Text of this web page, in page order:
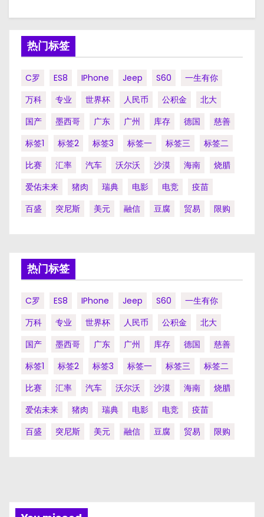
热门标签
C罗 ES8 IPhone Jeep S60
一生有你
万科
专业 世界杯 人民币 公积金
北大
国产
墨西哥 广东 广州 库存 德国
慈善
标签1
标签2 标签3 标签一 标签三
标签二
比赛
汇率 汽车 沃尔沃 沙漠 海南
烧腊
爱佑未来
猪肉 瑞典 电影 电竞
疫苗
百盛
突尼斯 美元 融信 豆腐 贸易 限购
热门标签
C罗 ES8 IPhone Jeep S60
一生有你
万科
专业 世界杯 人民币 公积金
北大
国产
墨西哥 广东 广州 库存 德国
慈善
标签1
标签2 标签3 标签一 标签三
标签二
比赛
汇率 汽车 沃尔沃 沙漠 海南
烧腊
爱佑未来
猪肉 瑞典 电影 电竞
疫苗
百盛
突尼斯 美元 融信 豆腐 贸易 限购